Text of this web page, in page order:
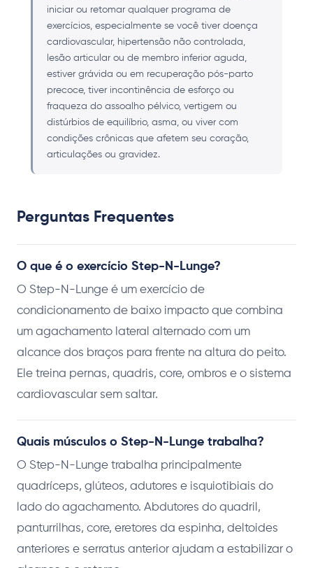
iniciar ou retomar qualquer programa de
exercícios, especialmente se você tiver doença
cardiovascular, hipertensão não controlada,
lesão articular ou de membro inferior aguda,
estiver grávida ou em recuperação pós-parto
precoce, tiver incontinência de esforço ou
fraqueza do assoalho pélvico, vertigem ou
distúrbios de equilíbrio, asma, ou viver com
condições crônicas que afetem seu coração,
articulações ou gravidez.
Perguntas Frequentes
O que é o exercício Step-N-Lunge?
O Step-N-Lunge é um exercício de
condicionamento de baixo impacto que combina
um agachamento lateral alternado com um
alcance dos braços para frente na altura do peito.
Ele treina pernas, quadris, core, ombros e o sistema
cardiovascular sem saltar.
Quais músculos o Step-N-Lunge trabalha?
O Step-N-Lunge trabalha principalmente
quadríceps, glúteos, adutores e isquiotibiais do
lado do agachamento. Abdutores do quadril,
panturrilhas, core, eretores da espinha, deltoides
anteriores e serratus anterior ajudam a estabilizar o